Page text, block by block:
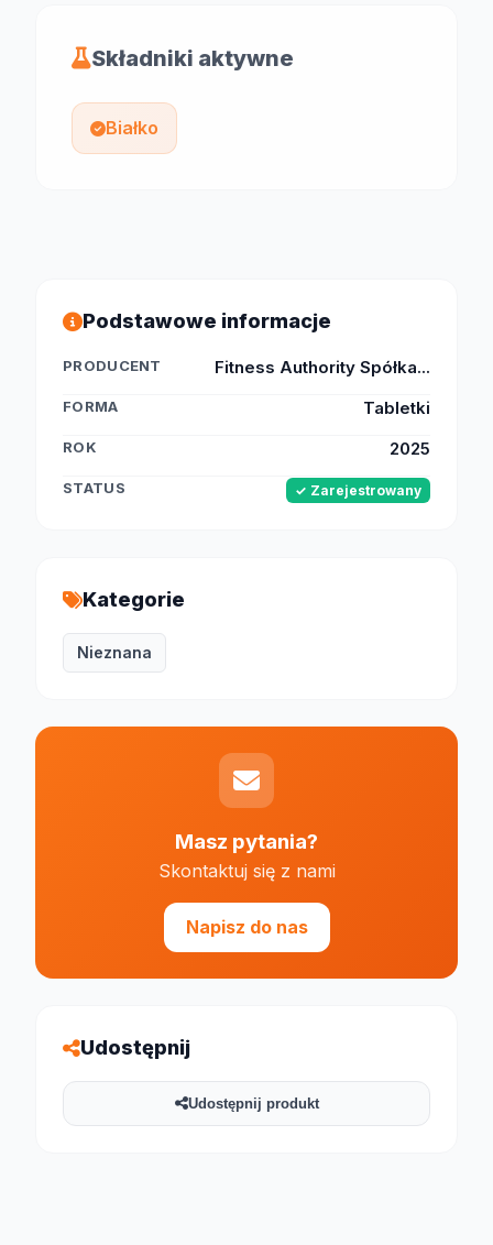
Składniki aktywne
Białko
Podstawowe informacje
PRODUCENT Fitness Authority Spółka...
FORMA Tabletki
ROK 2025
STATUS ✓ Zarejestrowany
Kategorie
Nieznana
Masz pytania?
Skontaktuj się z nami
Napisz do nas
Udostępnij
Udostępnij produkt